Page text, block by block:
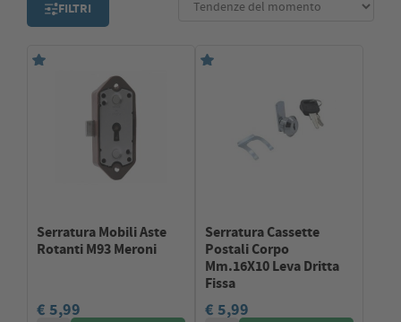
FILTRI
Serratura Mobili Aste
Rotanti M93 Meroni
€ 5,99
Serratura Cassette
Postali Corpo
Mm.16X10 Leva Dritta
Fissa
€ 5,99